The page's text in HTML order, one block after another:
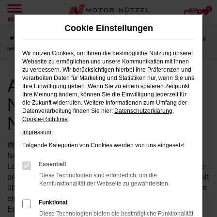
Zum
springen
MENÜ
0
Audi A6 Neuwagen für Nürnberg
bei Motor-Nützel
Audi A6 Neuwagen für
Nürnberg bei Motor-
Nützel
Wenn Sie in der Nähe von Nürnberg nach einem
Neuwagen suchen, der sowohl durch Stil als auch durch
Leistung besticht, ist der A6 von Audi bei Motor-Nützel die
perfekte Wahl für Sie. Als Ihr etabliertes Audi Autohaus seit
über 90 Jahren in der Nähe von Nürnberg bieten wir Ihnen
eine breite Auswahl an A6 Neuwagen, die all Ihre
Erwartungen erfüllen werden.
Cookie Einstellungen
Wir nutzen Cookies, um Ihnen die bestmögliche Nutzung unserer
Webseite zu ermöglichen und unsere Kommunikation mit Ihnen
zu verbessern. Wir berücksichtigen hierbei Ihre Präferenzen und
verarbeiten Daten für Marketing und Statistiken nur, wenn Sie uns
Ihre Einwilligung geben. Wenn Sie zu einem späteren Zeitpunkt
Ihre Meinung ändern, können Sie die Einwilligung jederzeit für
die Zukunft widerrufen. Weitere Informationen zum Umfang der
Datenverarbeitung finden Sie hier: Datenschutzerklärung,
Cookie-Richtlinie.
Impressum
Folgende Kategorien von Cookies werden von uns eingesetzt:
Essentiell
Diese Technologien sind erforderlich, um die
Kernfunktionalität der Webseite zu gewährleisten.
Funktional
Diese Technologien bieten die bestmögliche Funktionalität